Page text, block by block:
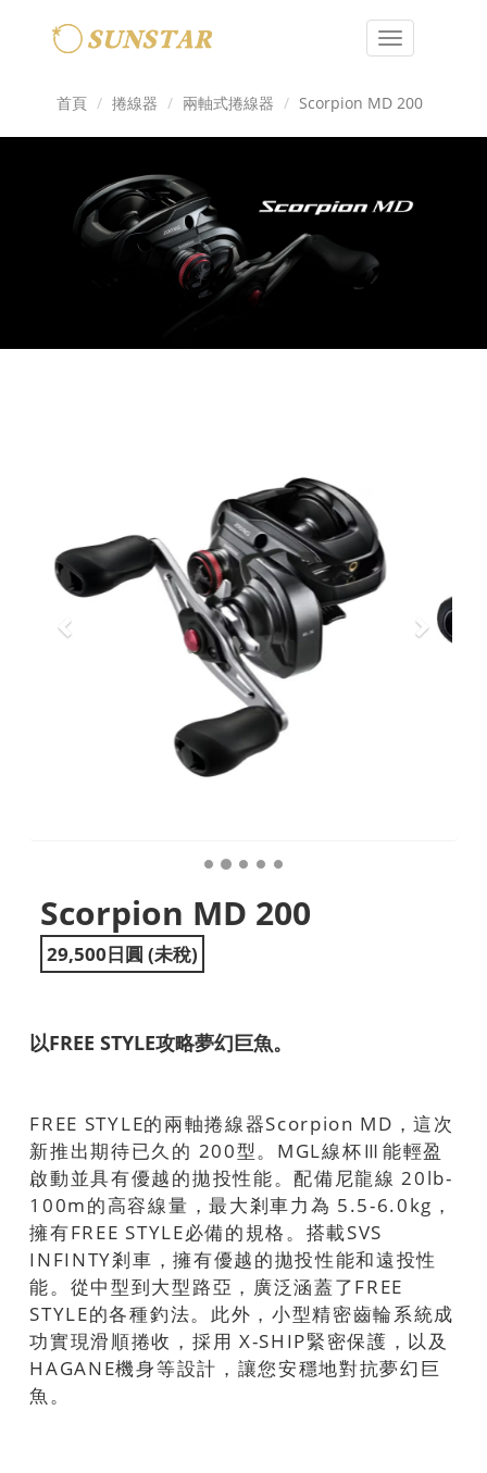
Toggle
首頁
捲線器 兩軸式捲線器 Scorpion MD 200
Scorpion MD 200
29,500日圓 (未稅)
以FREE STYLE攻略夢幻巨魚。
FREE STYLE的兩軸捲線器Scorpion MD，這次
新推出期待已久的 200型。MGL線杯Ⅲ能輕盈
啟動並具有優越的拋投性能。配備尼龍線 20lb-
100m的高容線量，最大剎車力為 5.5-6.0kg，
擁有FREE STYLE必備的規格。搭載SVS
INFINTY剎車，擁有優越的拋投性能和遠投性
能。從中型到大型路亞，廣泛涵蓋了FREE
STYLE的各種釣法。此外，小型精密齒輪系統成
功實現滑順捲收，採用 X-SHIP緊密保護，以及
HAGANE機身等設計，讓您安穩地對抗夢幻巨
魚。